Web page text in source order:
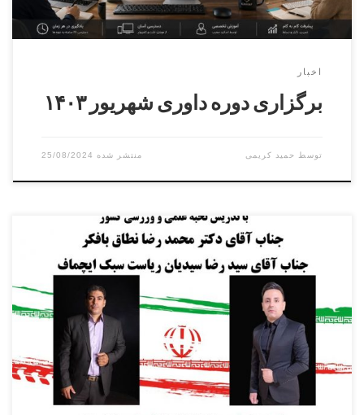
اخبار
برگزاری دوره داوری شهریور ۱۴۰۳
توسط حمید کریمی 25/08/2024
سومین دوره ورک شاپ علمی تخصصی داوری کیک بوکسینگ با
ساعت ۹ الی ۱۲ در سالن همایشات آتشنشانی شهر قدس برگزار
میشود.شرکت برای آقایان و بانوان میتوانند در این ورکشاپ
شرکت کرده و گواهینامه رسمی دریافت کنند.